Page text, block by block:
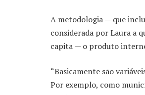
A metodologia — que
considerada por Laura a
capita — o produto
“Basicamente são
Por exemplo, como